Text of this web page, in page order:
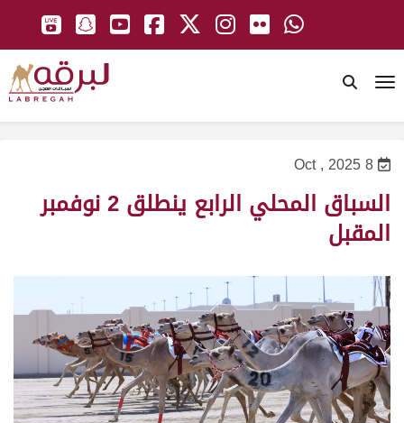
8 Oct , 2025
السباق المحلي الرابع ينطلق 2 نوفمبر
المقبل